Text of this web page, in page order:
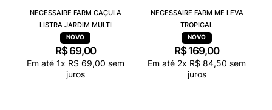
NECESSAIRE FARM CAÇULA
LISTRA JARDIM MULTI
R$ 69,00
Em até 1x R$ 69,00 sem
juros
NECESSAIRE FARM ME LEVA
TROPICAL
R$ 169,00
Em até 2x R$ 84,50 sem
juros